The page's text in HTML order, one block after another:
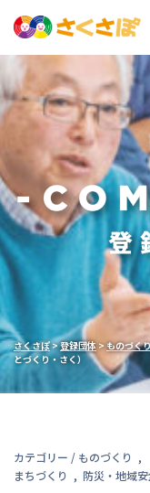
さくさぽ>登録団体>ものづく
とづくり・さく）
カテゴリー / ものづくり
まちづくり
防災・地域安